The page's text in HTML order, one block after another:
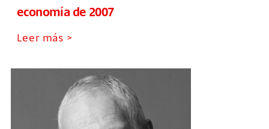
economía de 2007
Leer más >